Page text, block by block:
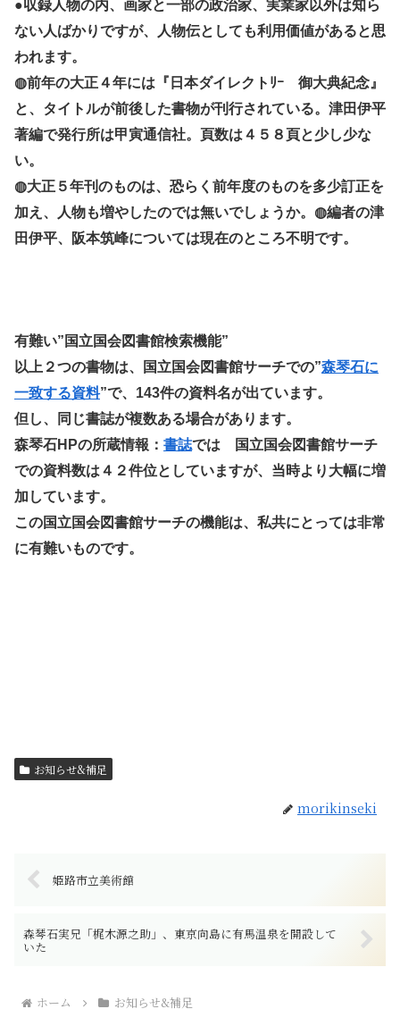
●収録人物の内、画家と一部の政治家、実業家以外は知ら
ない人ばかりですが、人物伝としても利用価値があると思
われます。
◍前年の大正４年には『日本ダイレクトﾘｰ 御大典紀念』
と、タイトルが前後した書物が刊行されている。津田伊平
著編で発行所は甲寅通信社。頁数は４５８頁と少し少な
い。
◍大正５年刊のものは、恐らく前年度のものを多少訂正を
加え、人物も増やしたのでは無いでしょうか。◍編者の津
田伊平、阪本筑峰については現在のところ不明です。
有難い”国立国会図書館検索機能”
以上２つの書物は、国立国会図書館サーチでの”森琴石に
一致する資料”で、143件の資料名が出ています。
但し、同じ書誌が複数ある場合があります。
森琴石HPの所蔵情報： 書誌では 国立国会図書館サーチ
での資料数は４２件位としていますが、当時より大幅に増
加しています。
この国立国会図書館サーチの機能は、私共にとっては非常
に有難いものです。
お知らせ&補足
morikinseki
姫路市立美術館
森琴石実兄「梶木源之助」、東京向島に有馬温泉を開設して
いた
ホーム お知らせ&補足